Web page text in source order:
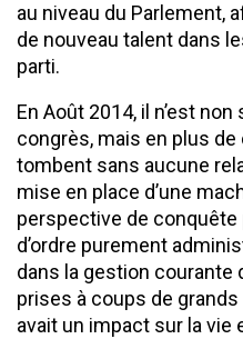
au niveau du Parlement,
de nouveau talent dans
parti.
En Août 2014, il n’est
congrès, mais en plus
tombent sans aucune
mise en place d’une
perspective de
d’ordre purement
dans la gestion courante
prises à coups de
avait un impact sur la